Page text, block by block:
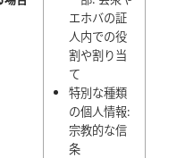
エホバの証
人内での役
割や割り当
て
特別な種類
の個人情報:
宗教的な信
条